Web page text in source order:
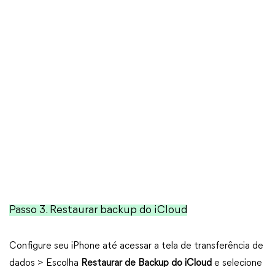
Passo 3. Restaurar backup do iCloud
Configure seu iPhone até acessar a tela de transferência de
dados > Escolha Restaurar de Backup do iCloud e selecione